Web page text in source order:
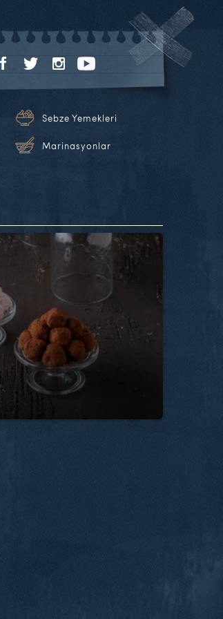
Sebze Yemekleri
Marinasyonlar